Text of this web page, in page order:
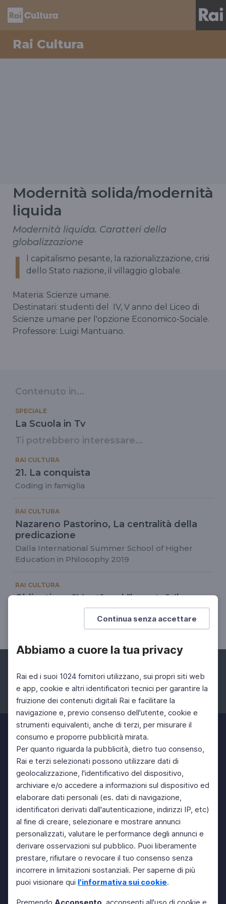
Continua senza accettare
Abbiamo a cuore la tua privacy
Rai ed i suoi 1024 fornitori utilizzano, sui propri siti web
e app, cookie e altri identificatori tecnici per garantire la
fruizione dei contenuti digitali Rai e facilitare la
navigazione e, previo consenso dell'utente, cookie e
strumenti equivalenti, anche di terzi, per misurare il
consumo e proporre pubblicità mirata.
Per quanto riguarda la pubblicità, dietro tuo consenso,
Rai e terzi selezionati possono utilizzare dati di
geolocalizzazione, l'identificativo del dispositivo,
archiviare e/o accedere a informazioni sul dispositivo ed
elaborare dati personali (es. dati di navigazione,
identificatori derivati dall'autenticazione, indirizzi IP, etc)
al fine di creare, selezionare e mostrare annunci
personalizzati, valutare le performance degli annunci e
derivare osservazioni sul pubblico. Puoi liberamente
prestare, rifiutare o revocare il tuo consenso senza
incorrere in limitazioni sostanziali. Per saperne di più
puoi visionare qui l'informativa sui cookie.
Rai Cultura
Modernità solida/modernità
liquida
Modernità liquida. Caratteri della
globalizzazione
I
l capitalismo pesante, la razionalizzazione, crisi
dello Stato nazione, il villaggio globale.
Materia: Scienze umane.
Destinatari: studenti del IV, V anno del Liceo di
Scienze umane per l'opzione Economico-Sociale.
Professore: Luigi Mantuano.
Contenuto in...
SPECIALE
La Scuola in Tv
Ti potrebbero interessare...
RAI CULTURA
21. La conquista
Coding in famiglia
RAI CULTURA
Nazareno Pastorino, La centralità della
predicazione
Dalla International Summer School of Higher
Education in Philosophy 2019
RAI CULTURA
Obligation - "Must" and "have to", Il
corretto utilizzo di must e have to
Language for Lockdown
Facebook Instagram Twitter